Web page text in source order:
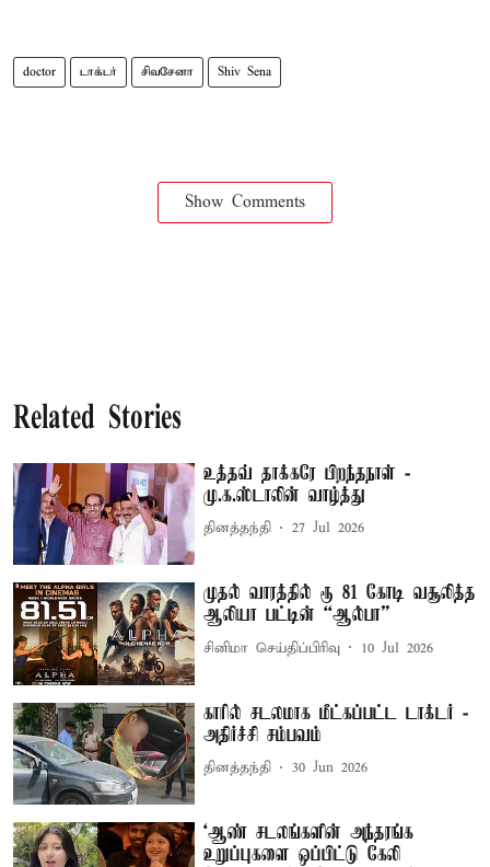
doctor டாக்டர் சிவசேனா Shiv Sena
Show Comments
Related Stories
உத்தவ் தாக்கரே பிறந்தநாள் -
மு.க.ஸ்டாலின் வாழ்த்து
தினத்தந்தி 27 Jul 2026
முதல் வாரத்தில் ரூ 81 கோடி வசூலித்த
ஆலியா பட்டின் “ஆல்பா”
சினிமா செய்திப்பிரிவு 10 Jul 2026
காரில் சடலமாக மீட்கப்பட்ட டாக்டர் -
அதிர்ச்சி சம்பவம்
தினத்தந்தி 30 Jun 2026
‘ஆண் சடலங்களின் அந்தரங்க
உறுப்புகளை ஒப்பிட்டு கேலி